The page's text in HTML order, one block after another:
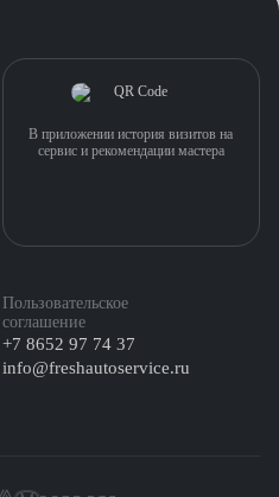
Пользовательское
соглашение
+7 8652 97 74 37
info@freshautoservice.ru
В приложении история визитов на
сервис и рекомендации мастера